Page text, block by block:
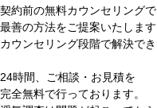
契約前の無料カウンセリングで
最善の方法をご提案いたします
カウンセリング段階で解決でき
24時間
、ご相談・お見積を
完全無料で行っております。